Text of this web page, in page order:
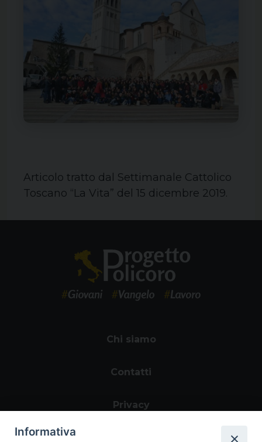
Articolo tratto dal Settimanale Cattolico
Toscano “La Vita” del 15 dicembre 2019.
Chi siamo
Contatti
Privacy
Informativa